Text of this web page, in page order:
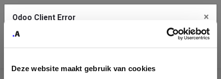
Deze website maakt gebruik van cookies
Odoo Client Error ×